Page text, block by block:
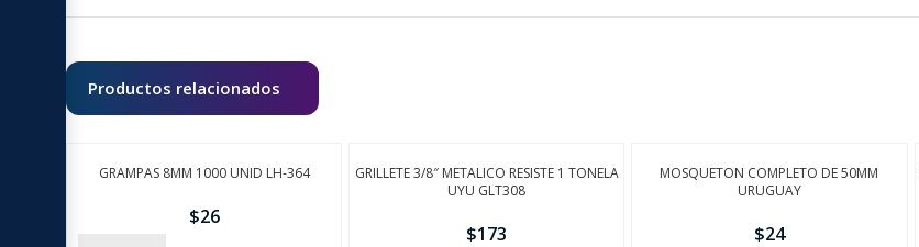
Productos relacionados
GRAMPAS 8MM 1000 UNID LH-364
$26
GRILLETE 3/8″ METALICO RESISTE 1 TONELA
UYU GLT308
$173
MOSQUETON COMPLETO DE 50MM
URUGUAY
$24